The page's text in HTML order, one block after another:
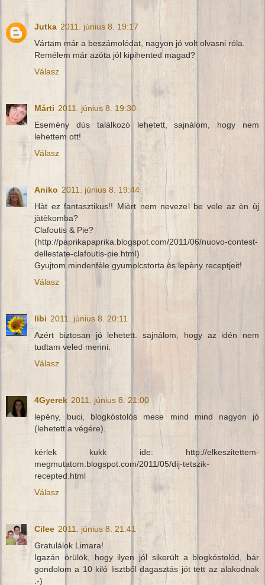
Jutka 2011. június 8. 19:17
Vártam már a beszámolódat, nagyon jó volt olvasni róla.
Remélem már azóta jól kipihented magad?
Válasz
Márti 2011. június 8. 19:30
Esemény dús találkozó lehetett, sajnálom, hogy nem
lehettem ott!
Válasz
Aniko 2011. június 8. 19:44
Hàt ez fantasztikus!! Mièrt nem nevezel be vele az èn ùj
jàtèkomba?
Clafoutis & Pie?
(http://paprikapaprika.blogspot.com/2011/06/nuovo-contest-
dellestate-clafoutis-pie.html)
Gyujtom mindenfèle gyumolcstorta ès lepèny receptjeit!
Válasz
libi 2011. június 8. 20:11
Azért biztosan jó lehetett. sajnálom, hogy az idén nem
tudtam veled menni.
Válasz
4Gyerek 2011. június 8. 21:00
lepény, buci, blogkóstolós mese mind mind nagyon jó
(lehetett a végére).
kérlek kukk ide: http://elkeszitettem-
megmutatom.blogspot.com/2011/05/dij-tetszik-
recepted.html
Válasz
Cilee 2011. június 8. 21:41
Gratulálok Limara!
Igazán örülök, hogy ilyen jól sikerült a blogkóstolód, bár
gondolom a 10 kiló lisztből dagasztás jót tett az alakodnak
:-)